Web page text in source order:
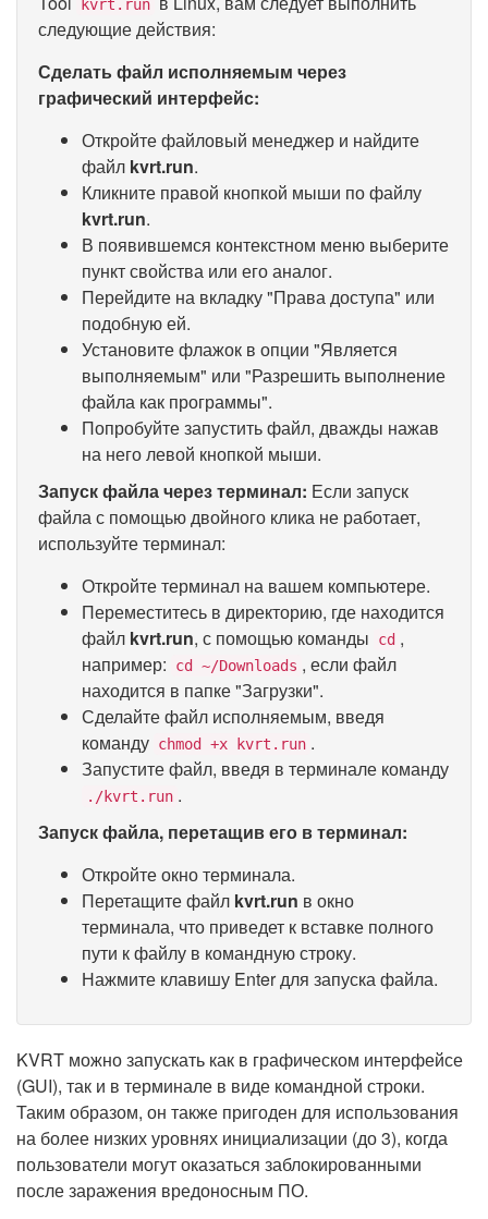
kvrt.run
следующие действия:
Сделать файл исполняемым через
графический интерфейс:
Откройте файловый менеджер и найдите
файл kvrt.run.
Кликните правой кнопкой мыши по файлу
kvrt.run.
В появившемся контекстном меню выберите
пункт свойства или его аналог.
Перейдите на вкладку "Права доступа" или
подобную ей.
Установите флажок в опции "Является
выполняемым" или "Разрешить выполнение
файла как программы".
Попробуйте запустить файл, дважды нажав
на него левой кнопкой мыши.
Запуск файла через терминал: Если запуск
файла с помощью двойного клика не работает,
используйте терминал:
Откройте терминал на вашем компьютере.
Переместитесь в директорию, где находится
файл kvrt.run, с помощью команды cd ,
например:
cd ~/Downloads , если файл
находится в папке "Загрузки".
Сделайте файл исполняемым, введя
команду chmod +x kvrt.run .
Запустите файл, введя в терминале команду
./kvrt.run .
Запуск файла, перетащив его в терминал:
Откройте окно терминала.
Перетащите файл kvrt.run в окно
терминала, что приведет к вставке полного
пути к файлу в командную строку.
Нажмите клавишу Enter для запуска файла.
KVRT можно запускать как в графическом интерфейсе
(GUI), так и в терминале в виде командной строки.
Таким образом, он также пригоден для использования
на более низких уровнях инициализации (до 3), когда
пользователи могут оказаться заблокированными
после заражения вредоносным ПО.